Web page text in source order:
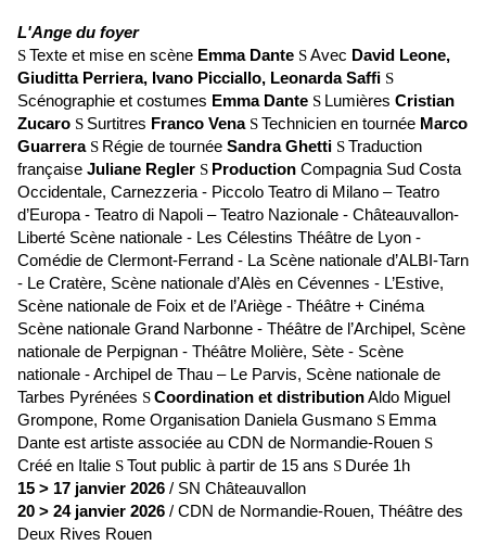
L'Ange du foyer
STexte et mise en scène Emma Dante SAvec David Leone,
Giuditta Perriera, Ivano Picciallo, Leonarda Saffi S
Scénographie et costumes Emma Dante S Lumières Cristian
Zucaro S Surtitres Franco Vena STechnicien en tournée Marco
Guarrera S Régie de tournée Sandra Ghetti STraduction
française Juliane Regler S Production Compagnia Sud Costa
Occidentale, Carnezzeria - Piccolo Teatro di Milano – Teatro
d’Europa - Teatro di Napoli – Teatro Nazionale - Châteauvallon-
Liberté Scène nationale - Les Célestins Théâtre de Lyon -
Comédie de Clermont-Ferrand - La Scène nationale d’ALBI-Tarn
- Le Cratère, Scène nationale d’Alès en Cévennes - L’Estive,
Scène nationale de Foix et de l’Ariège - Théâtre + Cinéma
Scène nationale Grand Narbonne - Théâtre de l’Archipel, Scène
nationale de Perpignan - Théâtre Molière, Sète - Scène
nationale - Archipel de Thau – Le Parvis, Scène nationale de
Tarbes Pyrénées SCoordination et distributionAldo Miguel
Grompone, Rome Organisation Daniela Gusmano S Emma
Dante est artiste associée au CDN de Normandie-Rouen S
Créé en Italie STout public à partir de 15 ans S Durée 1h
15 > 17 janvier 2026 / SN Châteauvallon
20 > 24 janvier 2026 / CDN de Normandie-Rouen, Théâtre des
Deux Rives Rouen